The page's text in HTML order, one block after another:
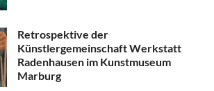
Retrospektive der
Künstlergemeinschaft Werkstatt
Radenhausen im Kunstmuseum
Marburg